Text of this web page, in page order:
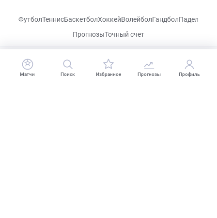
ФутболТеннисБаскетболХоккейВолейболГандболПадел
ПрогнозыТочный счет
CHECKLIVE
Матчи Поиск Избранное Прогнозы Профиль